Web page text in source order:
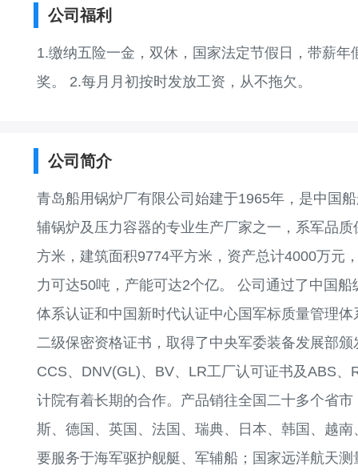
公司福利
1.缴纳五险一金，双休，国家法定节假日，带薪
奖。 2.每月月初按时发放工资，从不拖欠。
公司简介
青岛船用锅炉厂有限公司始建于1965年，是中国
辅锅炉及压力容器的专业生产厂家之一，系军品
方米，建筑面积9774平方米，资产总计4000万元
力可达50吨，产能可达2个亿。 公司通过了中国
体系认证和中国新时代认证中心国军标质量管理
二级保密资格证书，取得了中央军委装备发展部
CCS、DNV(GL)、BV、LR工厂认可证书及ABS
计院有着长期的合作。产品销往全国二十多个省
斯、德国、英国、法国、瑞典、日本、韩国、越
要服务于海军驱护舰艇、军辅船；国家远洋航天